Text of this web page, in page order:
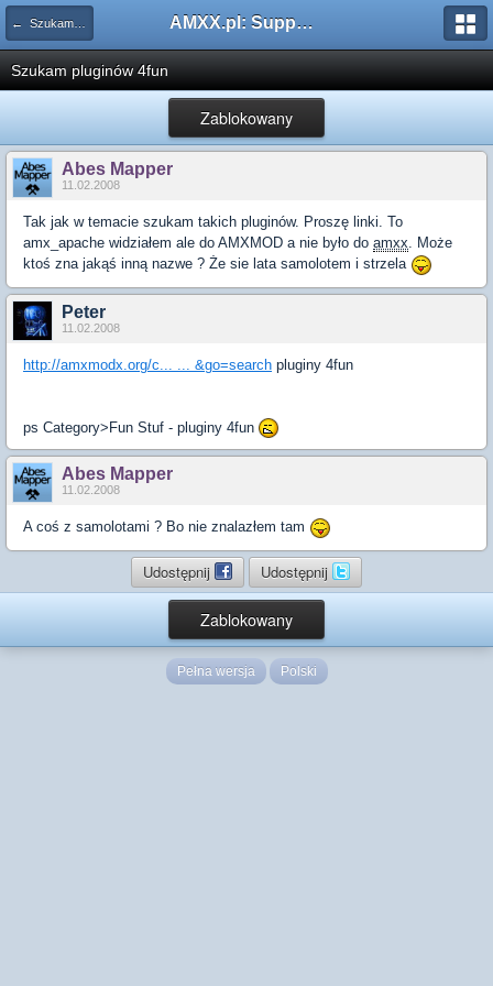
← Szukam pluginu AMXX.pl: Support AMX Mod X i SourceMod
Szukam pluginów 4fun
Zablokowany
Abes Mapper
11.02.2008
Tak jak w temacie szukam takich pluginów. Proszę linki. To
amx_apache widziałem ale do AMXMOD a nie było do amxx. Może
ktoś zna jakąś inną nazwe ? Że sie lata samolotem i strzela
Peter
11.02.2008
http://amxmodx.org/c... ... &go=search pluginy 4fun
ps Category>Fun Stuf - pluginy 4fun
Abes Mapper
11.02.2008
A coś z samolotami ? Bo nie znalazłem tam
Udostępnij Udostępnij
Zablokowany
Pełna wersja Polski